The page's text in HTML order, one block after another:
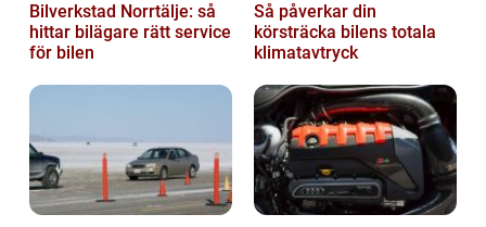
Bilverkstad Norrtälje: så
hittar bilägare rätt service
för bilen
Så påverkar din
körsträcka bilens totala
klimatavtryck